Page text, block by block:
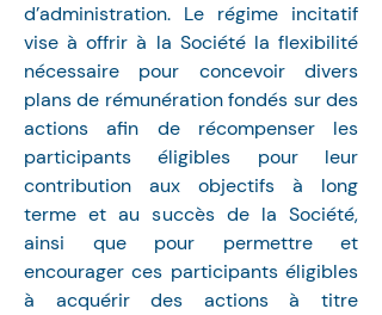
d’administration. Le régime incitatif
vise à offrir à la Société la flexibilité
nécessaire pour concevoir divers
plans de rémunération fondés sur des
actions afin de récompenser les
participants éligibles pour leur
contribution aux objectifs à long
terme et au succès de la Société,
ainsi que pour permettre et
encourager ces participants éligibles
à acquérir des actions à titre